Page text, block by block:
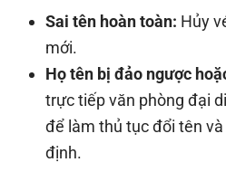
Sai tên hoàn toàn: Hủy
mới.
Họ tên bị đảo ngược
trực tiếp văn phòng đại
để làm thủ tục đổi tên
định.